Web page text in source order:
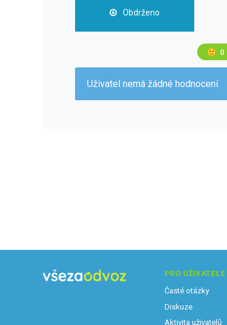
Obdrženo
🙂 0
Uživatel nemá žádné hodnocení.
PRO UŽIVATELE
Časté otázky
Diskuze
Aktivita uživatelů